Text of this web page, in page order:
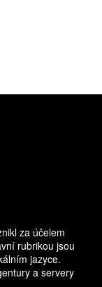
za účelem
rubrikou jsou
jazyce.
a servery